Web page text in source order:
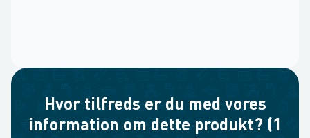
Hvor tilfreds er du med vores
information om dette produkt? (1